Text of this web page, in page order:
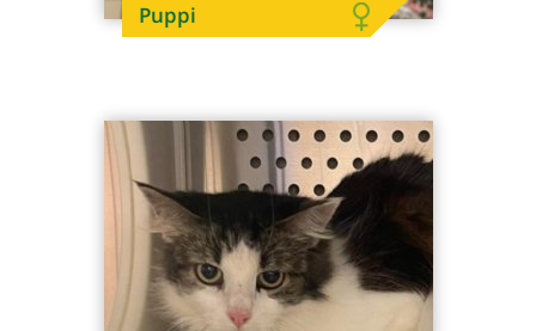
Puppi